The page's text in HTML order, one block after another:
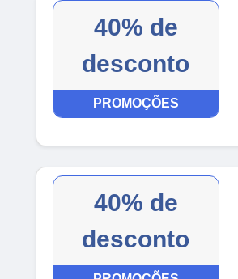
40% de
desconto
PROMOÇÕES
40% de
desconto